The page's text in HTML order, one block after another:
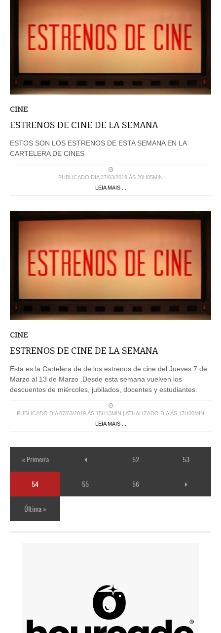
CINE
ESTRENOS DE CINE DE LA SEMANA
ESTOS SON LOS ESTRENOS DE ESTA SEMANA EN LA
CARTELERA DE CINES
PUBLICADO DIA 27/03/2019 ÀS 20H05MIN
LEIA MAIS ...
CINE
ESTRENOS DE CINE DE LA SEMANA
Esta es la Cartelera de de los estrenos de cine del Jueves 7 de
Marzo al 13 de Marzo .Desde esta semana vuelven los
descuentos de miércoles, jubilados, docentes y estudiantes.
PUBLICADO DIA 07/03/2019 ÀS 15H13MIN | ATUALIZADO DIA ÀS 17H00MIN
LEIA MAIS ...
« Primeira 52 53
54 55 56
Última »